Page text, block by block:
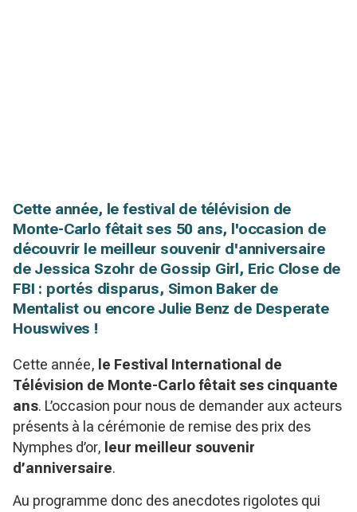
Cette année, le festival de télévision de
Monte-Carlo fêtait ses 50 ans, l'occasion de
découvrir le meilleur souvenir d'anniversaire
de Jessica Szohr de Gossip Girl, Eric Close de
FBI : portés disparus, Simon Baker de
Mentalist ou encore Julie Benz de Desperate
Houswives !
Cette année, le Festival International de
Télévision de Monte-Carlo fêtait ses cinquante
ans. L’occasion pour nous de demander aux acteurs
présents à la cérémonie de remise des prix des
Nymphes d’or, leur meilleur souvenir
d’anniversaire.
Au programme donc des anecdotes rigolotes qui